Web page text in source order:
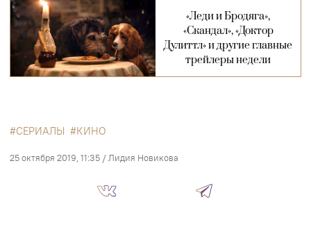
«Леди и Бродяга»,
«Скандал», «Доктор
Дулиттл» и другие главные
трейлеры недели
СЕРИАЛЫ КИНО
25 октября 2019, 11:35 /Лидия Новикова